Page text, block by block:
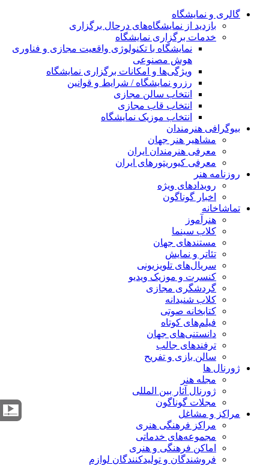
گالری و نمایشگاه
بازدید از نمایشگاه‌های درحال برگزاری
خدمات برگزاری نمایشگاه
نمایشگاه با تکنولوژی واقعیت مجازی و فناوری
هوش مصنوعی
ویژگی‌ها و امکانات برگزاری نمایشگاه
رزرو نمایشگاه / شرایط و قوانین
انتخاب سالن مجازی
انتخاب قاب مجازی
انتخاب موزیک نمایشگاه
بیوگرافی هنرمندان
مشاهیر هنر جهان
معرفی هنرمندان ایران
معرفی کیوریتورهای ایران
روزنامه هنر
رویدادهای ویژه
اخبار گوناگون
تماشاخانه
هنرآموز
کلاب سینما
مستندهای جهان
تئاتر و نمایش
سریال‌های تلویزیونی
کنسرت و موزیک ویدیو
گردشگری مجازی
کلاب شنیدانه
کتابخانه صوتی
فیلم‌های کوتاه
دانستنی‌های جهان
ترفندهای جالب
سالن بازی و تفریح
ژورنال ها
مجله هنر
ژورنال آثار بین المللی
مجلات گوناگون
مراکز و مشاغل
مراکز فرهنگی هنری
مجموعه‌های خدماتی
اماکن فرهنگی و هنری
فروشندگان و تولیدکنندگان لوازم